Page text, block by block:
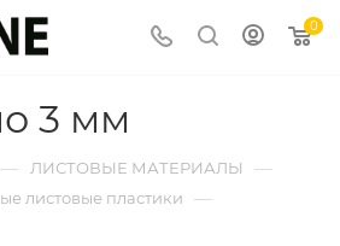
0
3 мм
— ЛИСТОВЫЕ МАТЕРИАЛЫ —
листовые пластики —